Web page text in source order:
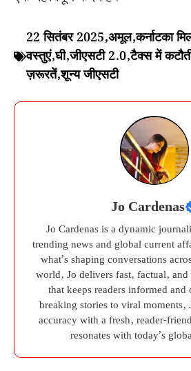
22 सितंबर 2025,अमूल,कर्नाटका
वस्तुएं,घी,जीएसटी 2.0,टैक्स में
ज़रूरतें,शून्य जीएसटी
Jo Cardenas
Jo Cardenas is a dynamic
trending news and global current
what’s shaping conversations
world, Jo delivers fast, factual,
that keeps readers informed and
breaking stories to viral moments,
accuracy with a fresh, reader-
resonates with today’s